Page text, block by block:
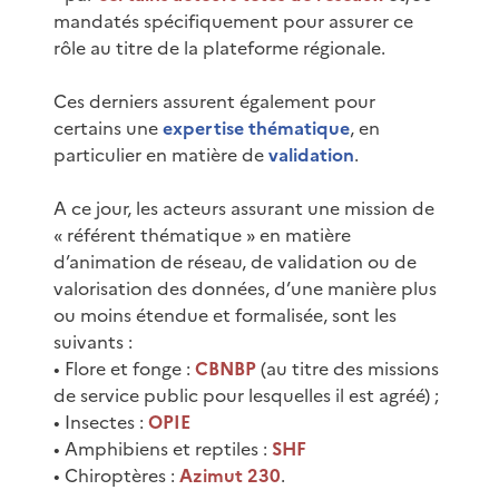
mandatés spécifiquement pour assurer ce
rôle au titre de la plateforme régionale.
Ces derniers assurent également pour
certains uneexpertise thématique, en
particulier en matière devalidation.
A ce jour, les acteurs assurant une mission de
« référent thématique » en matière
d’animation de réseau, de validation ou de
valorisation des données, d’une manière plus
ou moins étendue et formalisée, sont les
suivants :
• Flore et fonge : CBNBP(au titre des missions
de service public pour lesquelles il est agréé) ;
• Insectes : OPIE
• Amphibiens et reptiles : SHF
• Chiroptères : Azimut 230.